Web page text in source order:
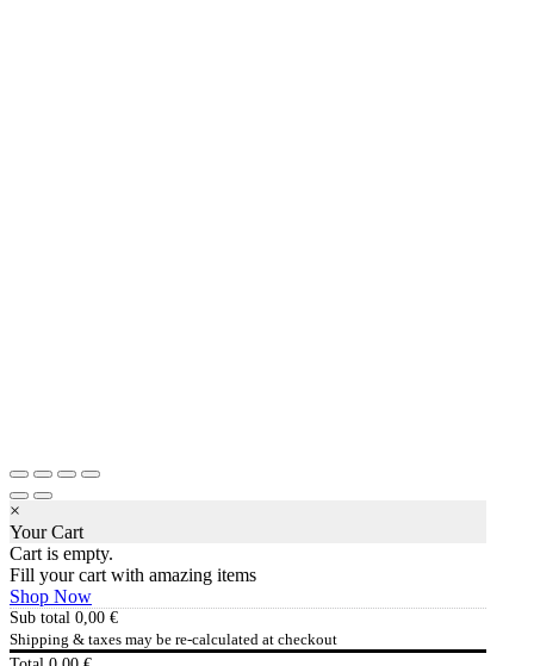
×
Your Cart
Cart is empty.
Fill your cart with amazing items
Shop Now
Sub total 0,00 €
Shipping & taxes may be re-calculated at checkout